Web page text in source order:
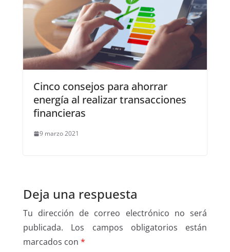
Cinco consejos para ahorrar
energía al realizar transacciones
financieras
9 marzo 2021
Deja una respuesta
Tu dirección de correo electrónico no será
publicada.
Los campos obligatorios están
marcados con *